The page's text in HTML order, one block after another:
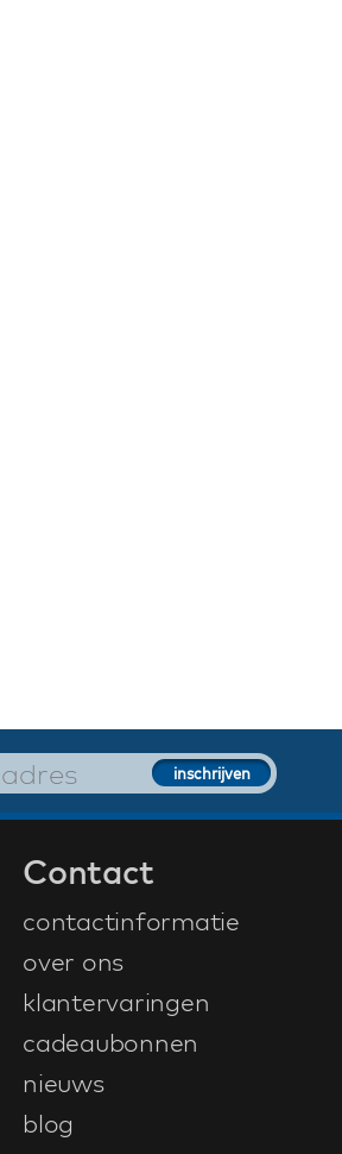
Contact
contactinformatie
over ons
klantervaringen
cadeaubonnen
nieuws
blog